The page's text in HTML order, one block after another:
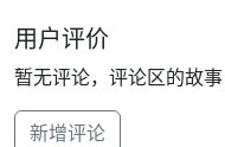
用户评价
暂无评论，评论区的故事
新增评论